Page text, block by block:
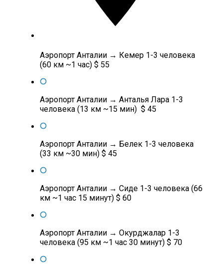
Аэропорт Анталии → Кемер 1-3 человека
(60 км ~1 час) $ 55
Аэропорт Анталии → Анталья Лара 1-3
человека (13 км ~15 мин) $ 45
Аэропорт Анталии → Белек 1-3 человека
(33 км ~30 мин) $ 45
Аэропорт Анталии → Сиде 1-3 человека (66
км ~1 час 15 минут) $ 60
Аэропорт Анталии → Окурджалар 1-3
человека (95 км ~1 час 30 минут) $ 70